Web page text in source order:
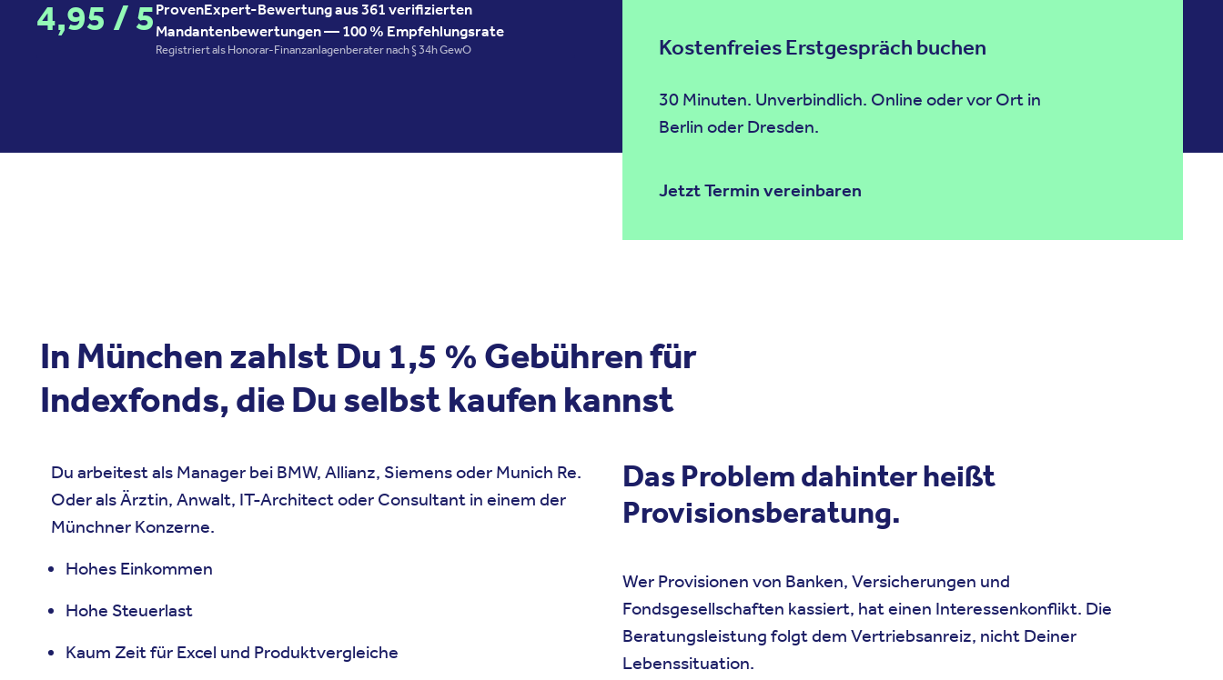
4,95 / 5 ProvenExpert-Bewertung aus 361 verifizierten
Mandantenbewertungen — 100 % Empfehlungsrate
Registriert als Honorar-Finanzanlagenberater nach § 34h GewO Kostenfreies Erstgespräch buchen
30 Minuten. Unverbindlich. Online oder vor Ort in
Berlin oder Dresden.
Jetzt Termin vereinbaren
In München zahlst Du 1,5 % Gebühren für
Indexfonds, die Du selbst kaufen kannst
Du arbeitest als Manager bei BMW, Allianz, Siemens oder Munich Re.
Oder als Ärztin, Anwalt, IT-Architect oder Consultant in einem der
Münchner Konzerne.
Hohes Einkommen
Hohe Steuerlast
Kaum Zeit für Excel und Produktvergleiche
Das Problem dahinter heißt
Provisionsberatung.
Wer Provisionen von Banken, Versicherungen und
Fondsgesellschaften kassiert, hat einen Interessenkonflikt. Die
Beratungsleistung folgt dem Vertriebsanreiz, nicht Deiner
Lebenssituation.